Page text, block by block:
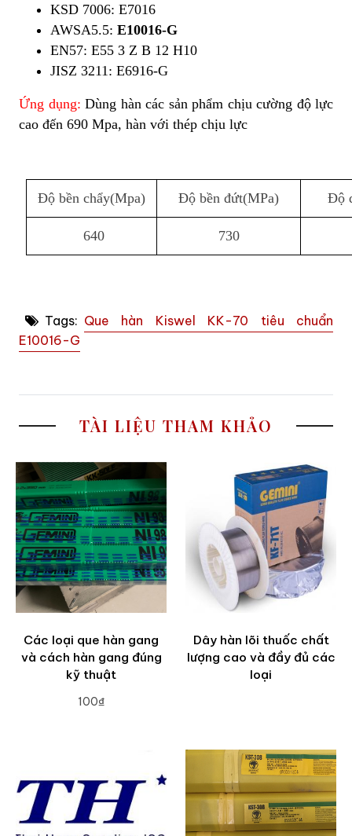
KSD 7006: E7016
AWSA5.5: E10016-G
EN57: E55 3 Z B 12 H10
JISZ 3211: E6916-G
Ứng dụng: Dùng hàn các sản phẩm chịu cường độ lực
cao đến 690 Mpa, hàn với thép chịu lực
Độ bền chẩy(Mpa) Độ bền đứt(MPa) Độ
640 730
Tags: Que hàn Kiswel KK-70 tiêu chuẩn
E10016-G
TÀI LIỆU THAM KHẢO
Các loại que hàn gang
và cách hàn gang đúng
kỹ thuật
100₫
Dây hàn lõi thuốc chất
lượng cao và đầy đủ các
loại